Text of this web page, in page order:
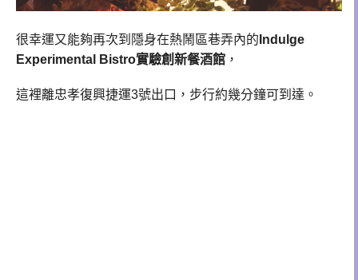
很幸運又能夠再次到隱身在熱鬧區巷弄內的 Indulge
Experimental Bistro實驗創新餐酒館 ，
這裡離忠孝復興捷運3號出口，步行約幾分鐘可到達。